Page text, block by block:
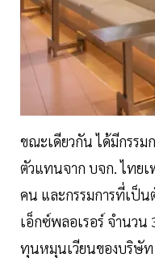
ขณะเดียวกัน ได้มีกรรม
ตัวแทนจาก บจก. ไทยเ
คน และกรรมการที่เป็
เอ็กซ์พลอเรอร์ จำนวน
ทุนหมุนเวียนของบริษัท